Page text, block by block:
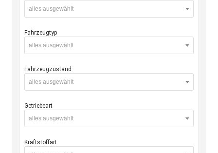
alles ausgewählt
Fahrzeugtyp
alles ausgewählt
Fahrzeugzustand
alles ausgewählt
Getriebeart
alles ausgewählt
Kraftstoffart